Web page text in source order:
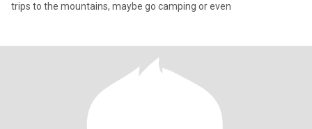
trips to the mountains, maybe go camping or even